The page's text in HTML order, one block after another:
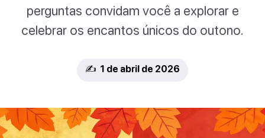
perguntas convidam você a explorar e
celebrar os encantos únicos do outono.
✍️ 1 de abril de 2026